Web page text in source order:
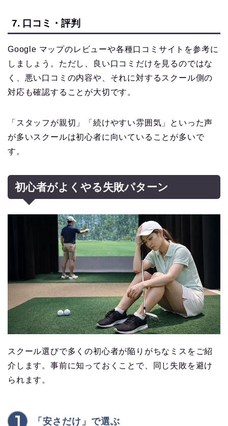
7. 口コミ・評判
Google マップのレビューや各種口コミサイトを参考に
しましょう。ただし、良い口コミだけを見るのではな
く、悪い口コミの内容や、それに対するスクール側の
対応も確認することが大切です。
「スタッフが親切」「続けやすい雰囲気」といった声
が多いスクールは初心者に向いていることが多いで
す。
初心者がよくやる失敗パターン
スクール選びで多くの初心者が陥りがちなミスをご紹
介します。事前に知っておくことで、同じ失敗を避け
られます。
「安さだけ」で選ぶ